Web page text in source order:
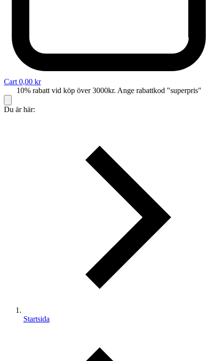
Cart 0,00 kr
10% rabatt vid köp över 3000kr. Ange rabattkod "superpris"
Du är här:
Startsida